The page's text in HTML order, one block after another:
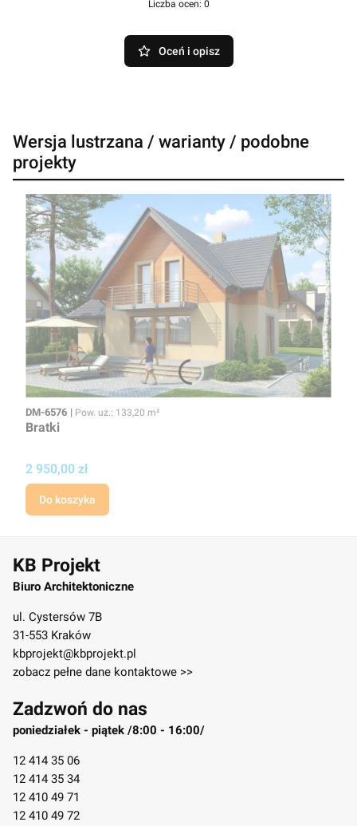
Liczba ocen: 0
Oceń i opisz
Wersja lustrzana / warianty / podobne
projekty
Kod
DM-6576 Powierzchnia użytkowa
Pow. uż.: 133,20 m²
Bratki
Cena
2 950,00 zł
Do koszyka
KB Projekt
Biuro Architektoniczne
ul. Cystersów 7B
31-553 Kraków
kbprojekt@kbprojekt.pl
zobacz pełne dane kontaktowe >>
Zadzwoń do nas
poniedziałek - piątek /8:00 - 16:00/
12 414 35 06
12 414 35 34
12 410 49 71
12 410 49 72